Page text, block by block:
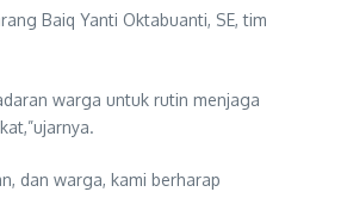
Baiq Yanti Oktabuanti, SE, tim
warga untuk rutin menjaga
dan warga, kami berharap